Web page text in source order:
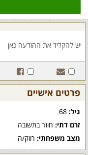
פרטים אישיים
גיל:
זרם דתי: חוזר בתשובה
מצב משפחתי: רווק/ה